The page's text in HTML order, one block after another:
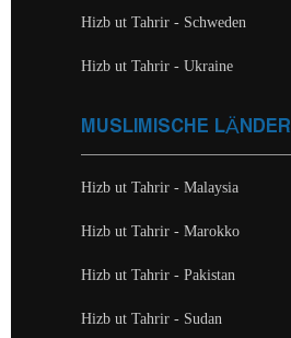
Hizb ut Tahrir - Schweden
Hizb ut Tahrir - Ukraine
MUSLIMISCHE LÄNDER
Hizb ut Tahrir - Malaysia
Hizb ut Tahrir - Marokko
Hizb ut Tahrir - Pakistan
Hizb ut Tahrir - Sudan